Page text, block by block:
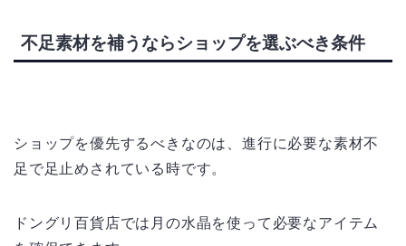
不足素材を補うならショップを選ぶべき条件
ショップを優先するべきなのは、進行に必要な素材不
足で足止めされている時です。
ドングリ百貨店では月の水晶を使って必要なアイテム